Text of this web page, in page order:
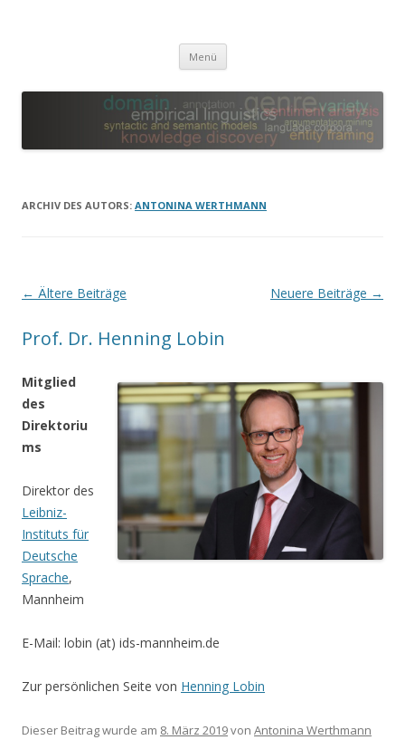
Menü Zum
springen
ARCHIV DES AUTORS: ANTONINA WERTHMANN
Beitrags-
← Ältere Beiträge Neuere Beiträge →
Prof. Dr. Henning Lobin
Mitglied
des
Direktoriu
ms
Direktor des
Leibniz-
Instituts für
Deutsche
Sprache,
Mannheim
E-Mail: lobin (at) ids-mannheim.de
Zur persönlichen Seite von Henning Lobin
Dieser Beitrag wurde am 8. März 2019von Antonina Werthmann